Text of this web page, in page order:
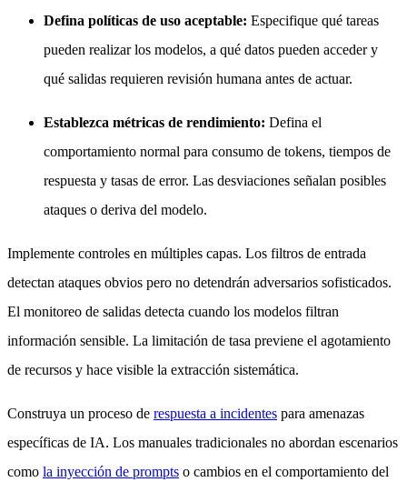
Defina políticas de uso aceptable: Especifique qué tareas
pueden realizar los modelos, a qué datos pueden acceder y
qué salidas requieren revisión humana antes de actuar.
Establezca métricas de rendimiento: Defina el
comportamiento normal para consumo de tokens, tiempos de
respuesta y tasas de error. Las desviaciones señalan posibles
ataques o deriva del modelo.
Implemente controles en múltiples capas. Los filtros de entrada
detectan ataques obvios pero no detendrán adversarios sofisticados.
El monitoreo de salidas detecta cuando los modelos filtran
información sensible. La limitación de tasa previene el agotamiento
de recursos y hace visible la extracción sistemática.
Construya un proceso de respuesta a incidentes para amenazas
específicas de IA. Los manuales tradicionales no abordan escenarios
como la inyección de prompts o cambios en el comportamiento del